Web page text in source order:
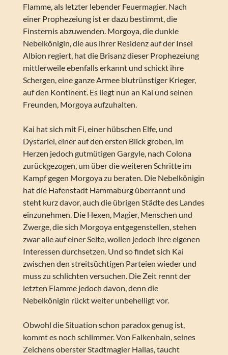
Flamme, als letzter lebender Feuermagier. Nach
einer Prophezeiung ist er dazu bestimmt, die
Finsternis abzuwenden. Morgoya, die dunkle
Nebelkönigin, die aus ihrer Residenz auf der Insel
Albion regiert, hat die Brisanz dieser Prophezeiung
mittlerweile ebenfalls erkannt und schickt ihre
Schergen, eine ganze Armee blutrünstiger Krieger,
auf den Kontinent. Es liegt nun an Kai und seinen
Freunden, Morgoya aufzuhalten.
Kai hat sich mit Fi, einer hübschen Elfe, und
Dystariel, einer auf den ersten Blick groben, im
Herzen jedoch gutmütigen Gargyle, nach Colona
zurückgezogen, um über die weiteren Schritte im
Kampf gegen Morgoya zu beraten. Die Nebelkönigin
hat die Hafenstadt Hammaburg überrannt und
steht kurz davor, auch die übrigen Städte des Landes
einzunehmen. Die Hexen, Magier, Menschen und
Zwerge, die sich Morgoya entgegenstellen, stehen
zwar alle auf einer Seite, wollen jedoch ihre eigenen
Interessen durchsetzen. Und so findet sich Kai
zwischen den streitsüchtigen Parteien wieder und
muss zu schlichten versuchen. Die Zeit rennt der
letzten Flamme jedoch davon, denn die
Nebelkönigin rückt weiter unbehelligt vor.
Obwohl die Situation schon paradox genug ist,
kommt es noch schlimmer. Von Falkenhain, seines
Zeichens oberster Stadtmagier Hallas, taucht